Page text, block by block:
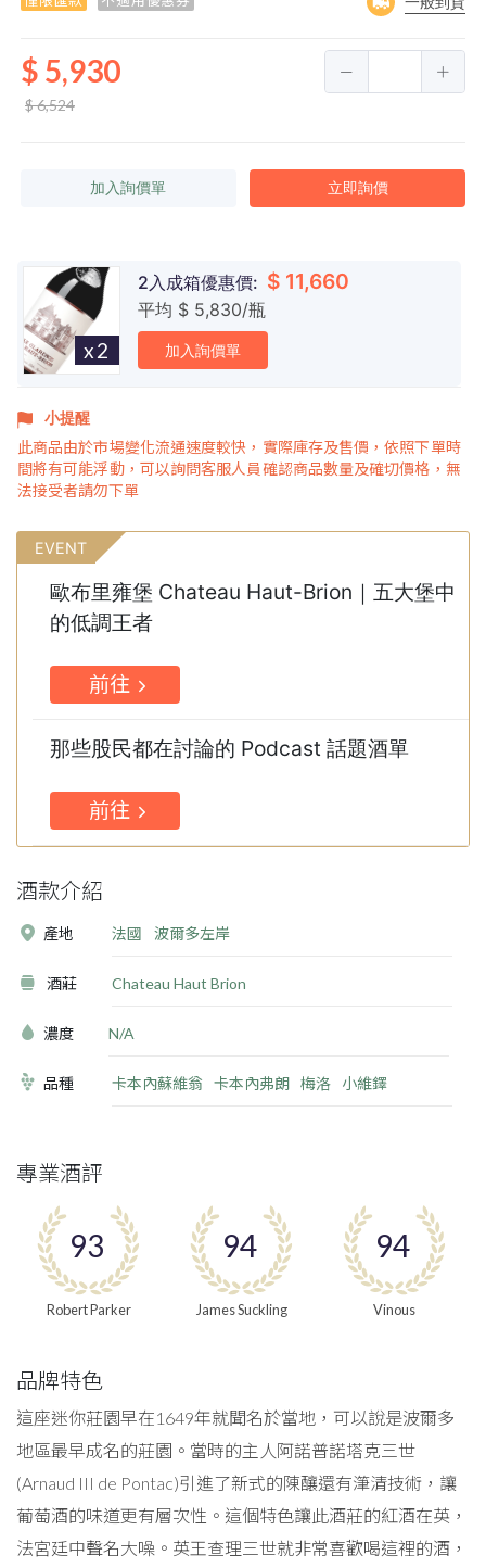
$ 5,930
$ 6,524
加入詢價單 立即詢價
x2
2入成箱優惠價: $ 11,660
平均 $ 5,830/瓶
加入詢價單
小提醒
此商品由於市場變化流通速度較快，實際庫存及售價，依照下單時
間將有可能浮動，可以詢問客服人員確認商品數量及確切價格，無
法接受者請勿下單
EVENT
歐布里雍堡 Chateau Haut-Brion｜五大堡中
的低調王者
前往
那些股民都在討論的 Podcast 話題酒單
前往
酒款介紹
產地 法國 波爾多左岸
酒莊 Chateau Haut Brion
濃度 N/A
品種 卡本內蘇維翁 卡本內弗朗 梅洛 小維鐸
專業酒評
93
Robert Parker
94
James Suckling
94
Vinous
品牌特色
這座迷你莊園早在1649年就聞名於當地，可以說是波爾多
地區最早成名的莊園。當時的主人阿諾普諾塔克三世
(Arnaud III de Pontac)引進了新式的陳釀還有潷清技術，讓
葡萄酒的味道更有層次性。這個特色讓此酒莊的紅酒在英，
法宮廷中聲名大噪。英王查理三世就非常喜歡喝這裡的酒，